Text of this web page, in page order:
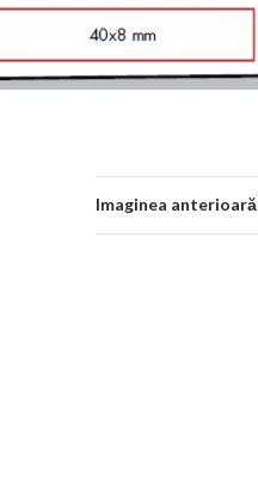
Imaginea anterioară